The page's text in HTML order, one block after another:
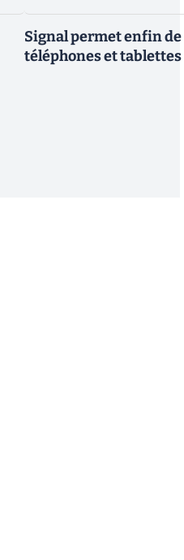
Signal permet enfin
téléphones et tablettes